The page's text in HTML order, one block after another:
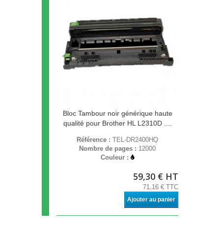
Bloc Tambour noir générique haute
qualité pour Brother HL L2310D ....
Référence : TEL-DR2400HQ
Nombre de pages : 12000
Couleur :
59,30 € HT
71,16 € TTC
Ajouter au panier